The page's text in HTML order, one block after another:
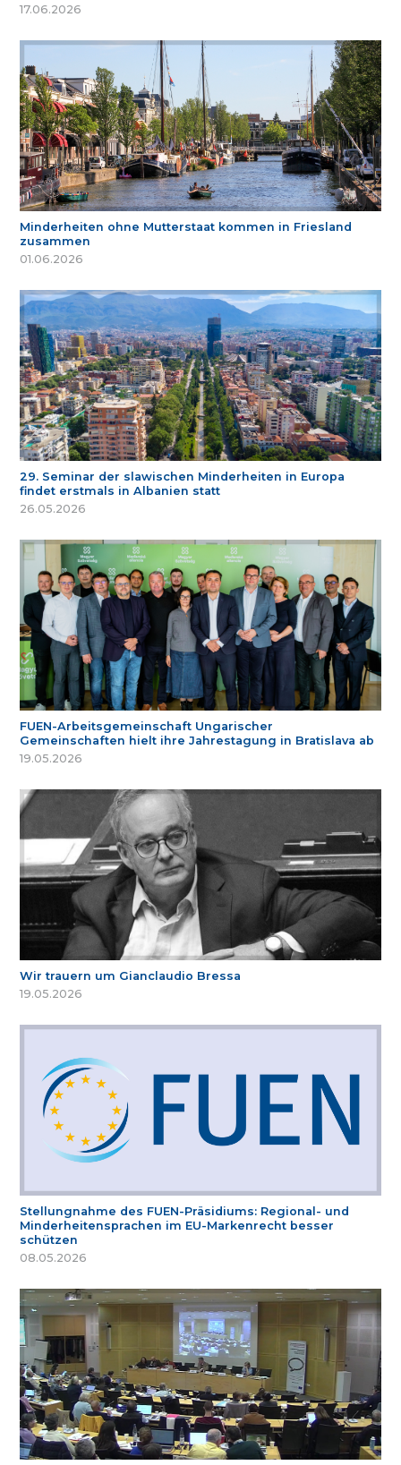
17.06.2026
Minderheiten ohne Mutterstaat kommen in Friesland
zusammen
01.06.2026
29. Seminar der slawischen Minderheiten in Europa
findet erstmals in Albanien statt
26.05.2026
FUEN-Arbeitsgemeinschaft Ungarischer
Gemeinschaften hielt ihre Jahrestagung in Bratislava ab
19.05.2026
Wir trauern um Gianclaudio Bressa
19.05.2026
Stellungnahme des FUEN-Präsidiums: Regional- und
Minderheitensprachen im EU-Markenrecht besser
schützen
08.05.2026